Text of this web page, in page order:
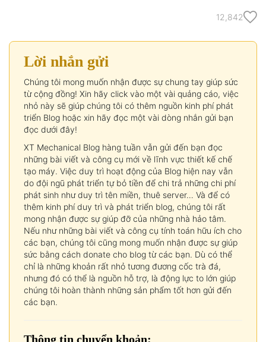
12,842
Lời nhắn gửi
Chúng tôi mong muốn nhận được sự chung tay giúp sức
từ cộng đồng! Xin hãy click vào một vài quảng cáo, việc
nhỏ này sẽ giúp chúng tôi có thêm nguồn kinh phí phát
triển Blog hoặc xin hãy đọc một vài dòng nhắn gửi bạn
đọc dưới đây!
XT Mechanical Blog hàng tuần vẫn gửi đến bạn đọc
những bài viết và công cụ mới về lĩnh vực thiết kế chế
tạo máy. Việc duy trì hoạt động của Blog hiện nay vẫn
do đội ngũ phát triển tự bỏ tiền để chi trả những chi phí
phát sinh như duy trì tên miền, thuê server… Và để có
thêm kinh phí duy trì và phát triển blog, chúng tôi rất
mong nhận được sự giúp đỡ của những nhà hảo tâm.
Nếu như những bài viết và công cụ tính toán hữu ích cho
các bạn, chúng tôi cũng mong muốn nhận được sự giúp
sức bằng cách donate cho blog từ các bạn. Dù có thể
chỉ là những khoản rất nhỏ tương đương cốc trà đá,
nhưng đó có thể là nguồn hỗ trợ, là động lực to lớn giúp
chúng tôi hoàn thành những sản phẩm tốt hơn gửi đến
các bạn.
Thông tin chuyển khoản: